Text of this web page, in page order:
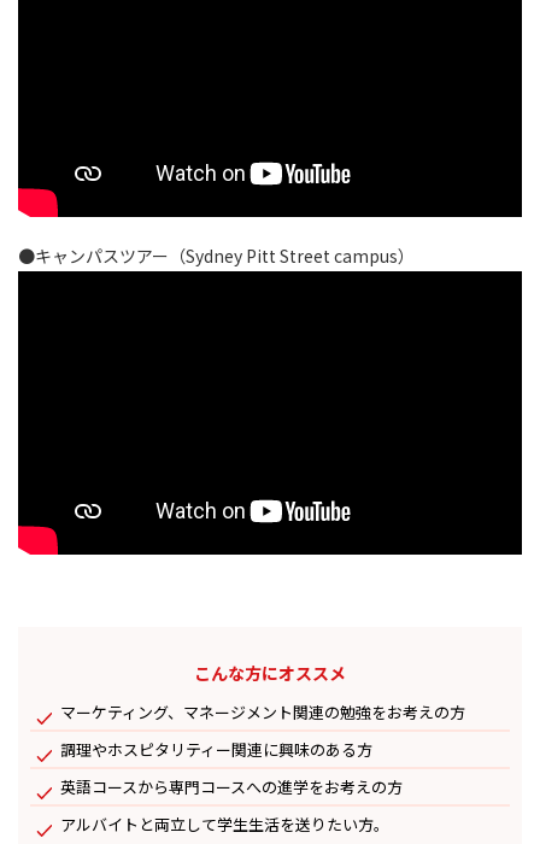
●キャンパスツアー（Sydney Pitt Street campus）
こんな方にオススメ
マーケティング、マネージメント関連の勉強をお考えの方
調理やホスピタリティー関連に興味のある方
英語コースから専門コースへの進学をお考えの方
アルバイトと両立して学生生活を送りたい方。